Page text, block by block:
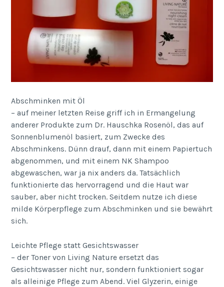
Abschminken mit Öl
– auf meiner letzten Reise griff ich in Ermangelung
anderer Produkte zum Dr. Hauschka Rosenöl, das auf
Sonnenblumenöl basiert, zum Zwecke des
Abschminkens. Dünn drauf, dann mit einem Papiertuch
abgenommen, und mit einem NK Shampoo
abgewaschen, war ja nix anders da. Tatsächlich
funktionierte das hervorragend und die Haut war
sauber, aber nicht trocken. Seitdem nutze ich diese
milde Körperpflege zum Abschminken und sie bewährt
sich.
Leichte Pflege statt Gesichtswasser
– der Toner von Living Nature ersetzt das
Gesichtswasser nicht nur, sondern funktioniert sogar
als alleinige Pflege zum Abend. Viel Glyzerin, einige